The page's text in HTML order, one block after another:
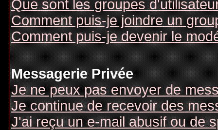
Que sont les groupes
Comment puis-je joindre un
Comment puis-je devenir le
Messagerie Privée
Je ne peux pas envoyer de
Je continue de recevoir des
J'ai reçu un e-mail abusif ou de